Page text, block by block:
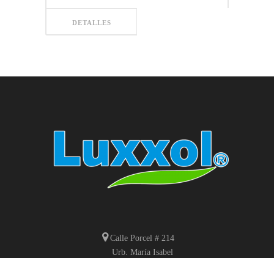
DETALLES
Calle Porcel # 214
Urb. María Isabel